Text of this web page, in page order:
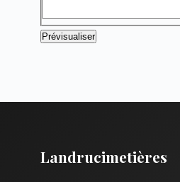
Landrucimetières